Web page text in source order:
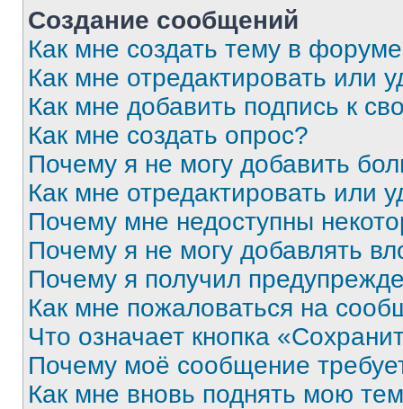
Создание сообщений
Как мне создать тему в
Как мне отредактировать или
Как мне добавить подпись к
Как мне создать опрос?
Почему я не могу добавить
Как мне отредактировать или
Почему мне недоступны
Почему я не могу добавлять
Почему я получил
Как мне пожаловаться на
Что означает кнопка
Почему моё сообщение
Как мне вновь поднять мою